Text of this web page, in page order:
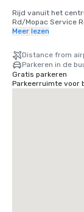
Rijd vanuit het
Rd/Mopac Service
tweede rit voorbij
Van luchthaven TX-
TX-1 Loop/Mopac
tweede rit voorbij
Entrance.
Meer lezen
Distance from
Parkeren in de
Gratis parkeren
Parkeerruimte voor